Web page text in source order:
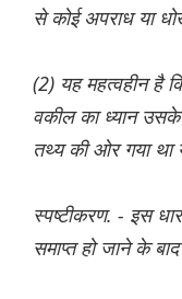
से कोई अपराध या
(2) यह महत्वहीन है
वकील का ध्यान
तथ्य की ओर गया था
स्पष्टीकरण. - इस
समाप्त हो जाने के